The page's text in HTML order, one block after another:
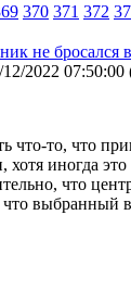
370 371 372
не бросался в
2022 07:50:00
то, что
хотя иногда
что
выбранный